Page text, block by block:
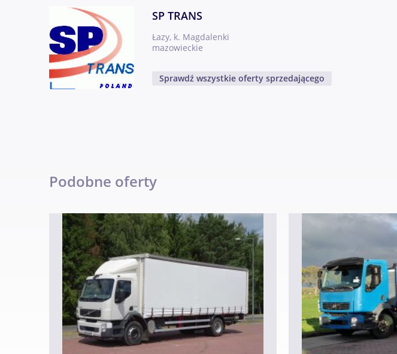
SP TRANS
Łazy, k. Magdalenki
mazowieckie
Sprawdź wszystkie oferty sprzedającego
Podobne oferty